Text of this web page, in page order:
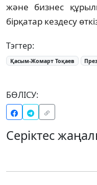
және бизнес
бірқатар кездесу
Тэгтер:
Қасым-Жомарт Тоқаев
БӨЛІСУ:
Серіктес